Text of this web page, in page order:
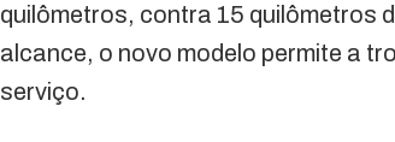
quilômetros, contra 15 quilômetros
alcance, o novo modelo permite a
serviço.